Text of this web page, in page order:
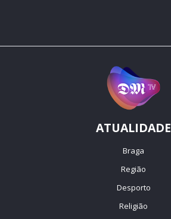
ATUALIDADE
Braga
Região
Desporto
Religião